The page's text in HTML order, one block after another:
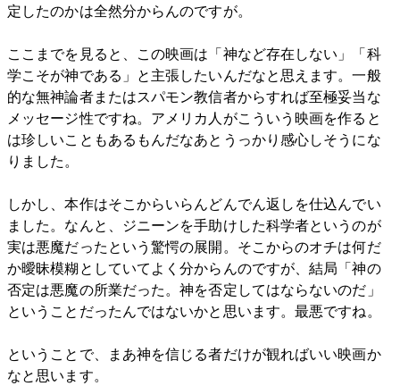
定したのかは全然分からんのですが。
ここまでを見ると、この映画は「神など存在しない」「科
学こそが神である」と主張したいんだなと思えます。一般
的な無神論者またはスパモン教信者からすれば至極妥当な
メッセージ性ですね。アメリカ人がこういう映画を作ると
は珍しいこともあるもんだなあとうっかり感心しそうにな
りました。
しかし、本作はそこからいらんどんでん返しを仕込んでい
ました。なんと、ジニーンを手助けした科学者というのが
実は悪魔だったという驚愕の展開。そこからのオチは何だ
か曖昧模糊としていてよく分からんのですが、結局「神の
否定は悪魔の所業だった。神を否定してはならないのだ」
ということだったんではないかと思います。最悪ですね。
ということで、まあ神を信じる者だけが観ればいい映画か
なと思います。